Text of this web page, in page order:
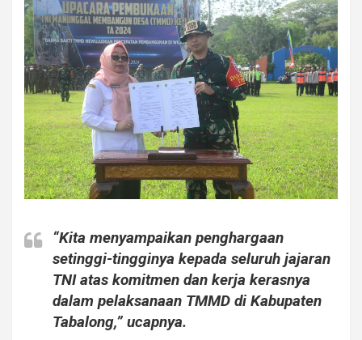
“Kita menyampaikan penghargaan
setinggi-tingginya kepada seluruh jajaran
TNI atas komitmen dan kerja kerasnya
dalam pelaksanaan TMMD di Kabupaten
Tabalong,” ucapnya.